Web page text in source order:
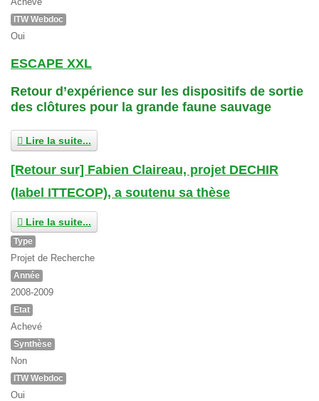
ITW Webdoc
Oui
ESCAPE XXL
Retour d’expérience sur les dispositifs de sortie
des clôtures pour la grande faune sauvage
Lire la suite...
[Retour sur] Fabien Claireau, projet DECHIR
(label ITTECOP), a soutenu sa thèse
Lire la suite...
Type
Projet de Recherche
Année
2008-2009
Etat
Achevé
Synthèse
Non
ITW Webdoc
Oui